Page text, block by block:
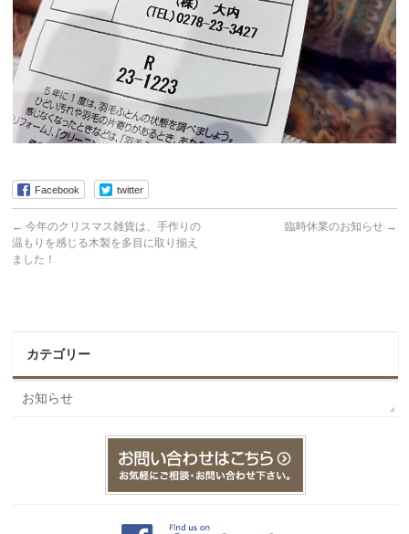
Facebook twitter
← 今年のクリスマス雑貨は、手作りの
温もりを感じる木製を多目に取り揃え
ました！
臨時休業のお知らせ →
カテゴリー
お知らせ